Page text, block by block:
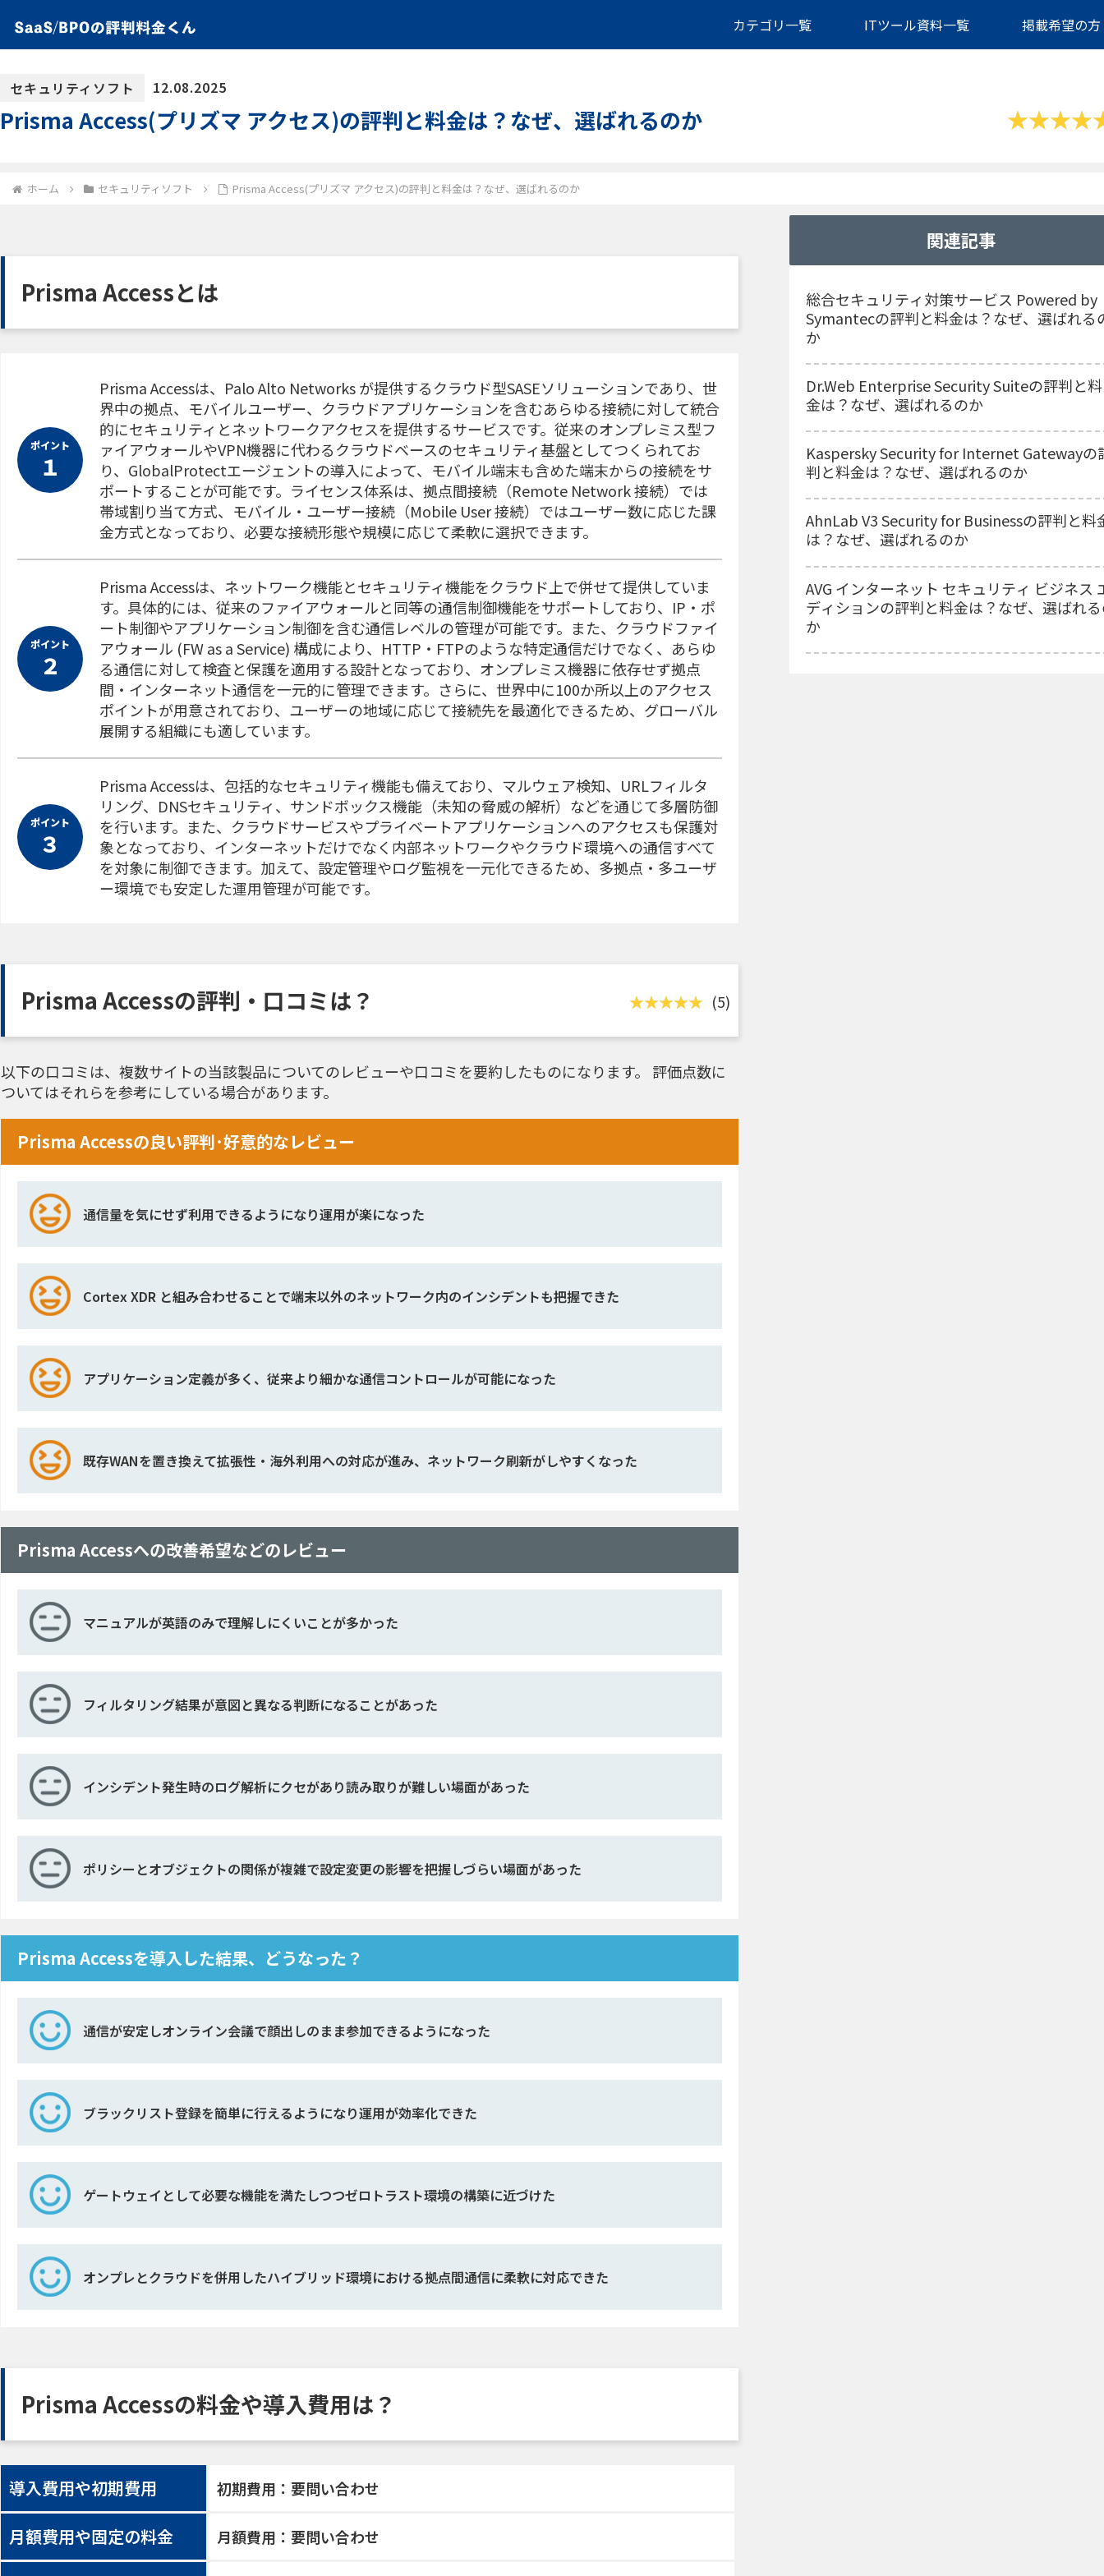
カテゴリ一覧 ITツール資料一覧 掲載希望の方
セキュリティソフト 12.08.2025
Prisma Access(プリズマ アクセス)の評判と料金は？なぜ、選ばれるのか
ホーム セキュリティソフト Prisma Access(プリズマ アクセス)の評判と料金は？なぜ、選ばれるのか
Prisma Accessとは
ポイント
１
Prisma Accessは、Palo Alto Networks が提供するクラウド型SASEソリューションであり、世
界中の拠点、モバイルユーザー、クラウドアプリケーションを含むあらゆる接続に対して統合
的にセキュリティとネットワークアクセスを提供するサービスです。従来のオンプレミス型フ
ァイアウォールやVPN機器に代わるクラウドベースのセキュリティ基盤としてつくられてお
り、GlobalProtectエージェントの導入によって、モバイル端末も含めた端末からの接続をサ
ポートすることが可能です。ライセンス体系は、拠点間接続（Remote Network 接続）では
帯域割り当て方式、モバイル・ユーザー接続（Mobile User 接続）ではユーザー数に応じた課
金方式となっており、必要な接続形態や規模に応じて柔軟に選択できます。
ポイント
２
Prisma Accessは、ネットワーク機能とセキュリティ機能をクラウド上で併せて提供していま
す。具体的には、従来のファイアウォールと同等の通信制御機能をサポートしており、IP・ポ
ート制御やアプリケーション制御を含む通信レベルの管理が可能です。また、クラウドファイ
アウォール (FW as a Service) 構成により、HTTP・FTPのような特定通信だけでなく、あらゆ
る通信に対して検査と保護を適用する設計となっており、オンプレミス機器に依存せず拠点
間・インターネット通信を一元的に管理できます。さらに、世界中に100か所以上のアクセス
ポイントが用意されており、ユーザーの地域に応じて接続先を最適化できるため、グローバル
展開する組織にも適しています。
ポイント
３
Prisma Accessは、包括的なセキュリティ機能も備えており、マルウェア検知、URLフィルタ
リング、DNSセキュリティ、サンドボックス機能（未知の脅威の解析）などを通じて多層防御
を行います。また、クラウドサービスやプライベートアプリケーションへのアクセスも保護対
象となっており、インターネットだけでなく内部ネットワークやクラウド環境への通信すべて
を対象に制御できます。加えて、設定管理やログ監視を一元化できるため、多拠点・多ユーザ
ー環境でも安定した運用管理が可能です。
Prisma Accessの評判・口コミは？ (5)
以下の口コミは、複数サイトの当該製品についてのレビューや口コミを要約したものになります。 評価点数に
ついてはそれらを参考にしている場合があります。
Prisma Accessの良い評判･好意的なレビュー
通信量を気にせず利用できるようになり運用が楽になった
Cortex XDR と組み合わせることで端末以外のネットワーク内のインシデントも把握できた
アプリケーション定義が多く、従来より細かな通信コントロールが可能になった
既存WANを置き換えて拡張性・海外利用への対応が進み、ネットワーク刷新がしやすくなった
Prisma Accessへの改善希望などのレビュー
マニュアルが英語のみで理解しにくいことが多かった
フィルタリング結果が意図と異なる判断になることがあった
インシデント発生時のログ解析にクセがあり読み取りが難しい場面があった
ポリシーとオブジェクトの関係が複雑で設定変更の影響を把握しづらい場面があった
Prisma Accessを導入した結果、どうなった？
通信が安定しオンライン会議で顔出しのまま参加できるようになった
ブラックリスト登録を簡単に行えるようになり運用が効率化できた
ゲートウェイとして必要な機能を満たしつつゼロトラスト環境の構築に近づけた
オンプレとクラウドを併用したハイブリッド環境における拠点間通信に柔軟に対応できた
Prisma Accessの料金や導入費用は？
導入費用や初期費用 初期費用：要問い合わせ
月額費用や固定の料金 月額費用：要問い合わせ
関連記事
総合セキュリティ対策サービス Powered by
Symantecの評判と料金は？なぜ、選ばれる
か
Dr.Web Enterprise Security Suiteの評判と料
金は？なぜ、選ばれるのか
Kaspersky Security for Internet Gatewayの
判と料金は？なぜ、選ばれるのか
AhnLab V3 Security for Businessの評判と料
は？なぜ、選ばれるのか
AVG インターネット セキュリティ ビジネス
ディションの評判と料金は？なぜ、選ばれ
か